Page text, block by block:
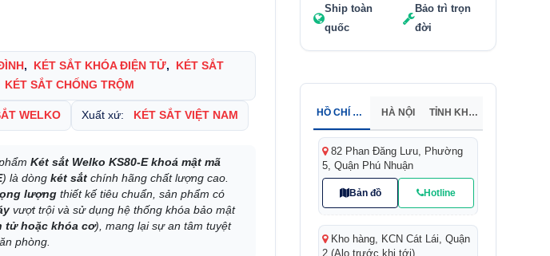
, KÉT SẮT KHÓA ĐIỆN TỬ,
KÉT SẮT
KÉT SẮT CHỐNG TRỘM
WELKO Xuất xứ: KÉT SẮT VIỆT NAM
Két sắt Welko KS80-E khoá mật mã
) là dòngkét sắt chính hãng chất lượng cao.
lượng thiết kế tiêu chuẩn, sản phẩm có
vượt trội và sử dụng hệ thống khóa bảo mật
tử hoặc khóa cơ), mang lại sự an tâm tuyệt
phòng.
Ship toàn
quốc
Bảo trì trọn
đời
HỒ CHÍ MINH HÀ NỘI TỈNH KHÁC
82 Phan Đăng Lưu, Phường
5, Quận Phú Nhuận
Bản đồ Hotline
Kho hàng, KCN Cát Lái, Quận
2 (Alo trước khi tới)